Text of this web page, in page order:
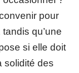
pour
qu’une
si elle doit
solidité des